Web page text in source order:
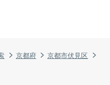
京都府
京都市伏見区